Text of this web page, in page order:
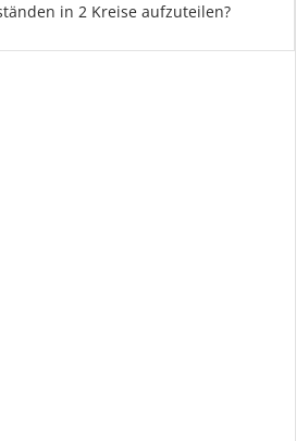
in 2 Kreise aufzuteilen?